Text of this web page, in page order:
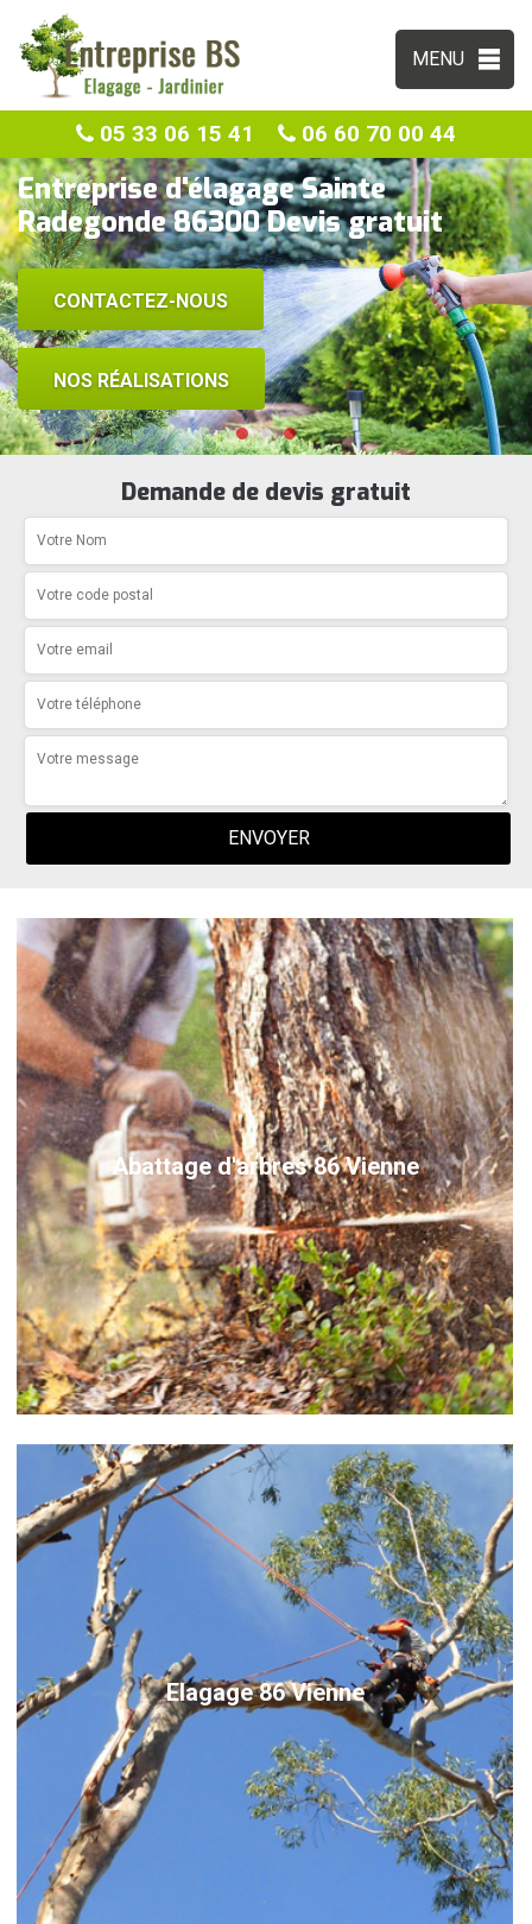
MENU
05 33 06 15 41 06 60 70 00 44
Entreprise d'élagage Sainte
Radegonde 86300 Devis gratuit
CONTACTEZ-NOUS
NOS RÉALISATIONS
Demande de devis gratuit
Abattage d'arbres 86 Vienne
Elagage 86 Vienne